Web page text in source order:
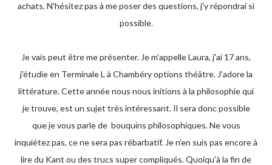
achats. N'hésitez pas à me poser des questions, j'y répondrai si
possible.
Je vais peut être me présenter. Je m'appelle Laura, j'ai 17 ans,
j'étudie en Terminale L à Chambéry options théâtre. J'adore la
littérature. Cette année nous nous initions à la philosophie qui
je trouve, est un sujet très intéressant. Il sera donc possible
que je vous parle de bouquins philosophiques. Ne vous
inquiétez pas, ce ne sera pas rébarbatif. Je n'en suis pas encore à
lire du Kant ou des trucs super compliqués. Quoiqu'à la fin de